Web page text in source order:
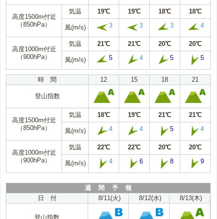
高度1500m付近
（850hPa）
気温 19℃ 19℃ 18℃ 18℃
風(m/s) 3 3 3 4
高度1000m付近
（900hPa）
気温 21℃ 21℃ 20℃ 20℃
風(m/s) 5 4 5 5
時 間 12 15 18 21
登山指数
高度1500m付近
（850hPa）
気温 18℃ 19℃ 21℃ 21℃
風(m/s) 4 4 5 4
高度1000m付近
（900hPa）
気温 22℃ 22℃ 20℃ 20℃
風(m/s) 4 6 8 9
週 間 予 報
日 付
8/11(火) 8/12(水) 8/13(木)
登山指数